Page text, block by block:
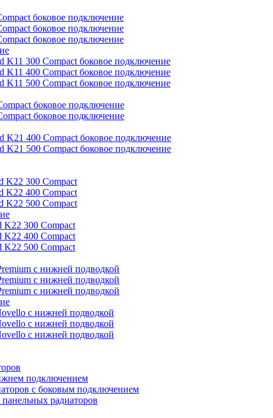
боковое подключение
боковое подключение
боковое подключение
300 Compact боковое подключение
400 Compact боковое подключение
500 Compact боковое подключение
боковое подключение
боковое подключение
400 Compact боковое подключение
500 Compact боковое подключение
K22 300 Compact
K22 400 Compact
K22 500 Compact
K22 300 Compact
K22 400 Compact
K22 500 Compact
с нижней подводкой
с нижней подводкой
с нижней подводкой
с нижней подводкой
с нижней подводкой
с нижней подводкой
подключением
с боковым подключением
радиаторов